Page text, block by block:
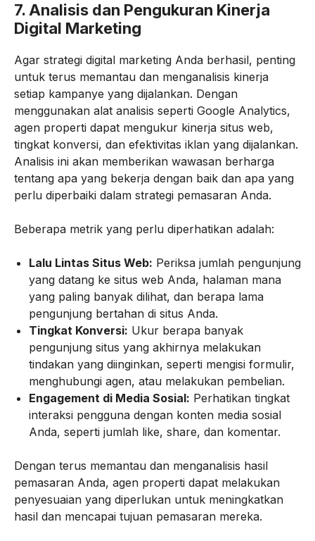
7. Analisis dan Pengukuran Kinerja
Digital Marketing
Agar strategi digital marketing Anda berhasil, penting
untuk terus memantau dan menganalisis kinerja
setiap kampanye yang dijalankan. Dengan
menggunakan alat analisis seperti Google Analytics,
agen properti dapat mengukur kinerja situs web,
tingkat konversi, dan efektivitas iklan yang dijalankan.
Analisis ini akan memberikan wawasan berharga
tentang apa yang bekerja dengan baik dan apa yang
perlu diperbaiki dalam strategi pemasaran Anda.
Beberapa metrik yang perlu diperhatikan adalah:
Lalu Lintas Situs Web: Periksa jumlah pengunjung
yang datang ke situs web Anda, halaman mana
yang paling banyak dilihat, dan berapa lama
pengunjung bertahan di situs Anda.
Tingkat Konversi: Ukur berapa banyak
pengunjung situs yang akhirnya melakukan
tindakan yang diinginkan, seperti mengisi formulir,
menghubungi agen, atau melakukan pembelian.
Engagement di Media Sosial: Perhatikan tingkat
interaksi pengguna dengan konten media sosial
Anda, seperti jumlah like, share, dan komentar.
Dengan terus memantau dan menganalisis hasil
pemasaran Anda, agen properti dapat melakukan
penyesuaian yang diperlukan untuk meningkatkan
hasil dan mencapai tujuan pemasaran mereka.